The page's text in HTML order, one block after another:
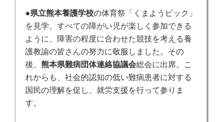
●県立熊本養護学校の体育祭「くまようピック」
を見学。すべての障がい児が楽しく参加できる
ように、障害の程度に合わせた競技を考える養
護教諭の皆さんの努力に敬服しました。その
後、 熊本県難病団体連絡協議会総会に出席。こ
れからも、社会的認知の低い難病患者に対する
国民の理解を促し、就労支援を行って参りま
す。